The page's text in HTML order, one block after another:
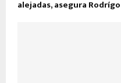
alejadas, asegura